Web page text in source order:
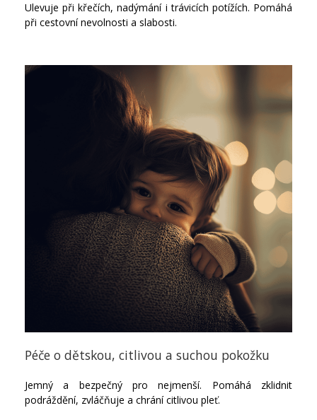
Ulevuje při křečích, nadýmání i trávicích potížích. Pomáhá
při cestovní nevolnosti a slabosti.
Péče o dětskou, citlivou a suchou pokožku
Jemný a bezpečný pro nejmenší. Pomáhá zklidnit
podráždění, zvláčňuje a chrání citlivou pleť.